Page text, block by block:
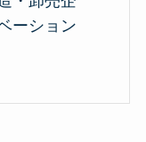
ーション